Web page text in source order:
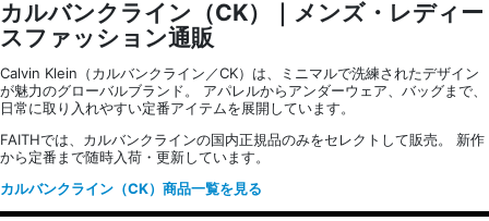
カルバンクライン（CK）｜メンズ・レディー
スファッション通販
Calvin Klein（カルバンクライン／CK）は、ミニマルで洗練されたデザイン
が魅力のグローバルブランド。 アパレルからアンダーウェア、バッグまで、
日常に取り入れやすい定番アイテムを展開しています。
FAITHでは、カルバンクラインの国内正規品のみをセレクトして販売。 新作
から定番まで随時入荷・更新しています。
カルバンクライン（CK）商品一覧を見る